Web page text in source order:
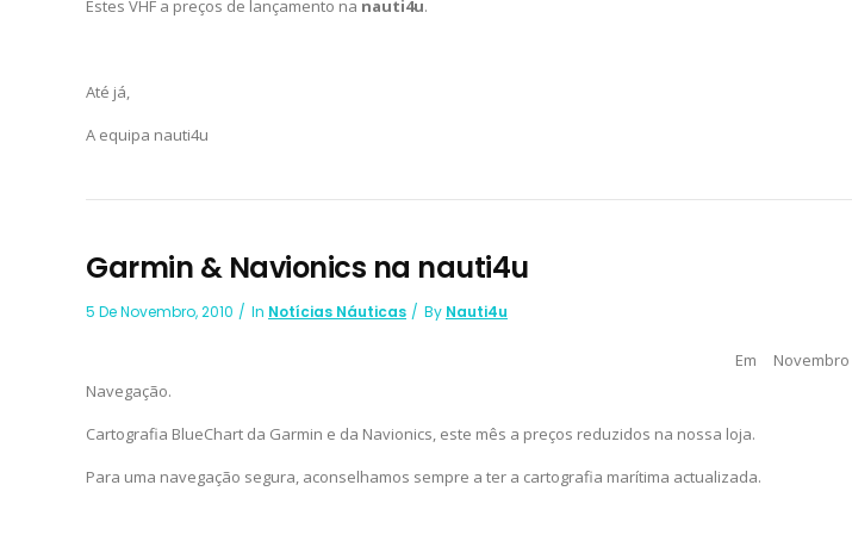
Estes VHF a preços de lançamento na nauti4u.
Até já,
A equipa nauti4u
Garmin & Navionics na nauti4u
5 De Novembro, 2010 In Notícias Náuticas By Nauti4u
Em
Navegação.
Cartografia BlueChart da Garmin e da Navionics, este mês a preços reduzidos na nossa loja.
Para uma navegação segura, aconselhamos sempre a ter a cartografia marítima actualizada.